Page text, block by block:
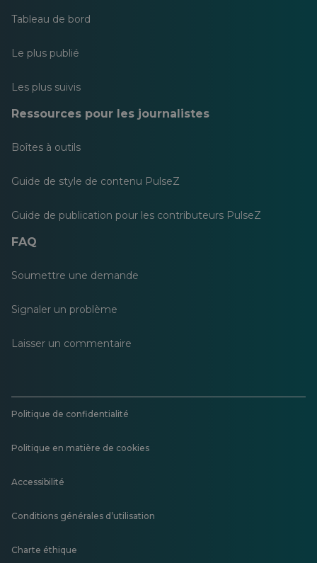
Tableau de bord
Le plus publié
Les plus suivis
Ressources pour les journalistes
Boîtes à outils
Guide de style de contenu PulseZ
Guide de publication pour les contributeurs PulseZ
FAQ
Soumettre une demande
Signaler un problème
Laisser un commentaire
Politique de confidentialité
Politique en matière de cookies
Accessibilité
Conditions générales d’utilisation
Charte éthique